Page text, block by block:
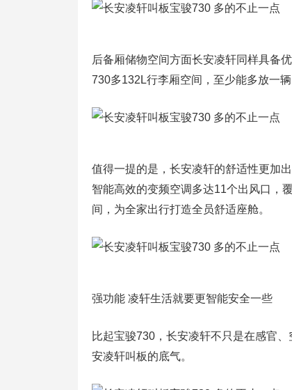
后备厢储物空间方面长安凌轩同样具备
730多132L行李厢空间，至少能多放一
值得一提的是，长安凌轩的舒适性更加
智能高效的变频空调多达11个出风口，
间，为全家出行打造全员舒适座舱。
强功能 凌轩生活就要更智能安全一些
比起宝骏730，长安凌轩不只是在感官
安凌轩叫板的底气。